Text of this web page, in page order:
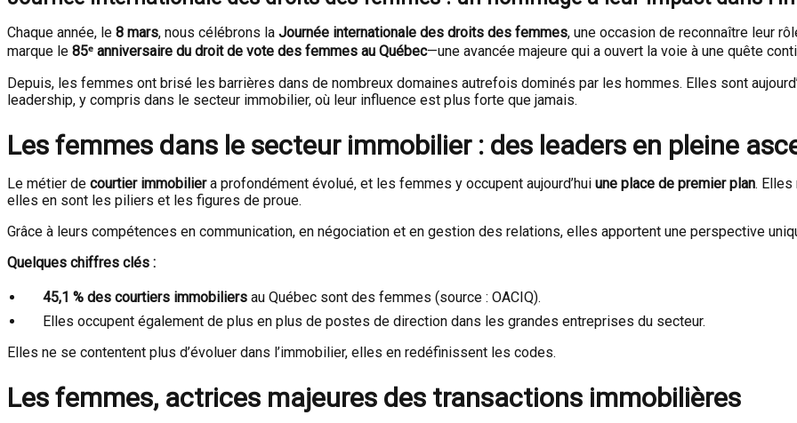
Chaque année, le 8 mars, nous célébrons la Journée internationale des droits des femmes, une occasion de reconnaître leur
marque le 85ᵉ anniversaire du droit de vote des femmes au Québec—une avancée majeure qui a ouvert la voie à une quête
Depuis, les femmes ont brisé les barrières dans de nombreux domaines autrefois dominés par les hommes. Elles sont
leadership, y compris dans le secteur immobilier, où leur influence est plus forte que jamais.
Les femmes dans le secteur immobilier : des leaders en pleine
Le métier de courtier immobiliera profondément évolué, et les femmes y occupent aujourd’hui une place de premier plan.
elles en sont les piliers et les figures de proue.
Grâce à leurs compétences en communication, en négociation et en gestion des relations, elles apportent une perspective
Quelques chiffres clés :
45,1 % des courtiers immobiliers au Québec sont des femmes (source : OACIQ).
Elles occupent également de plus en plus de postes de direction dans les grandes entreprises du secteur.
Elles ne se contentent plus d’évoluer dans l’immobilier, elles en redéfinissent les codes.
Les femmes, actrices majeures des transactions immobilières